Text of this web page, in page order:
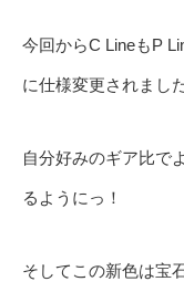
今回からC LineもP
に仕様変更されまし
自分好みのギア比で
るようにっ！
そしてこの新色は宝